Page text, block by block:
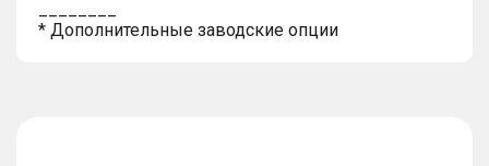
* Дополнительные заводские опции